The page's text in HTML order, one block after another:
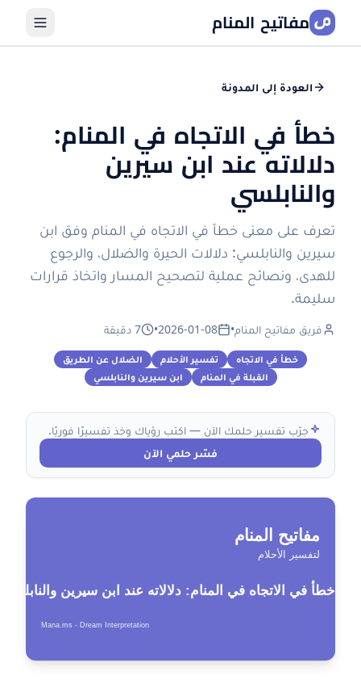
مفاتيح المنام
العودة إلى المدونة
خطأ في الاتجاه في المنام:
دلالاته عند ابن سيرين
والنابلسي
تعرف على معنى خطأ في الاتجاه في المنام وفق ابن
سيرين والنابلسي: دلالات الحيرة والضلال، والرجوع
للهدى، ونصائح عملية لتصحيح المسار واتخاذ قرارات
سليمة.
فريق مفاتيح المنام•
2026-01-08
• 7 دقيقة
خطأ في الاتجاه تفسير الأحلام
الضلال عن الطريق
القبلة في المنام
ابن سيرين والنابلسي
جرّب تفسير حلمك الآن — اكتب رؤياك وخذ تفسيرًا فوريًا.
فسّر حلمي الآن